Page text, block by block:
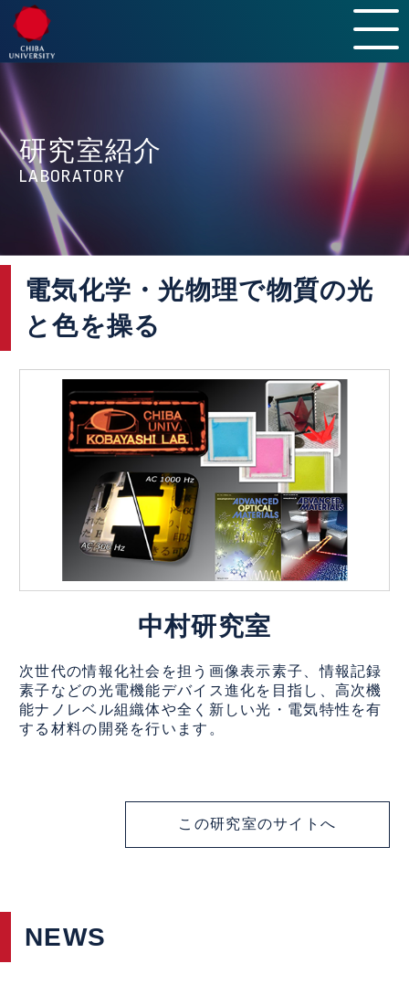
LABORATORY
CAMPUS LIFE
AFTER GRADUATION
INFORMATION
NEWS
研究室紹介
LABORATORY
電気化学・光物理で物質の光
と色を操る
中村研究室
次世代の情報化社会を担う画像表示素子、情報記録
素子などの光電機能デバイス進化を目指し、高次機
能ナノレベル組織体や全く新しい光・電気特性を有
する材料の開発を行います。
この研究室のサイトへ
NEWS